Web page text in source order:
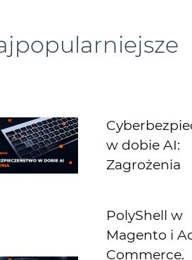
w dobie AI:
Zagrożenia
PolyShell w
Magento i
Commerce.